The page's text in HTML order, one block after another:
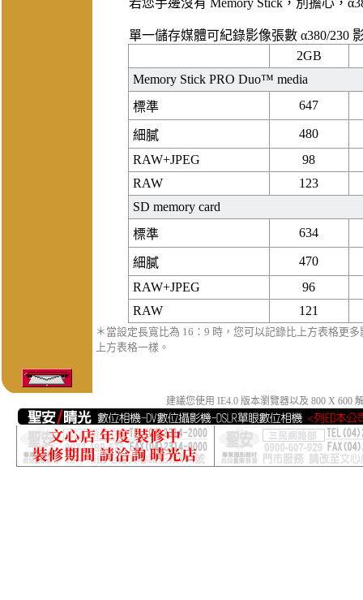
若您手邊沒有 Memory Stick，別擔心，
單一儲存媒體可紀錄影像張數α380/230
2GB
Memory Stick PRO Duo™ media
標準
647
細膩
480
RAW+JPEG
98
RAW
123
SD memory card
標準
634
細膩
470
RAW+JPEG
96
RAW
121
＊當設定長寬比為 16：9 時，您可以記錄比上方表格更
上方表格一樣。
建議您使用 IE4.0 版本瀏覽器以及 800 X 600